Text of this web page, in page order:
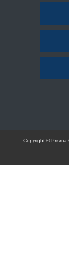
Copyright © Prisma